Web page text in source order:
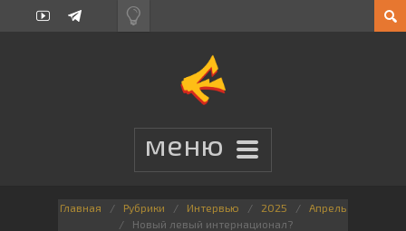
Главная Рубрики Интервью 2025
Апрель
Новый левый интернационал?